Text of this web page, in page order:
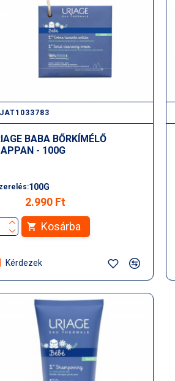
BABA BŐRKÍMÉLŐ
- 100G
100G
2.990 Ft
Kosárba
Kérdezek